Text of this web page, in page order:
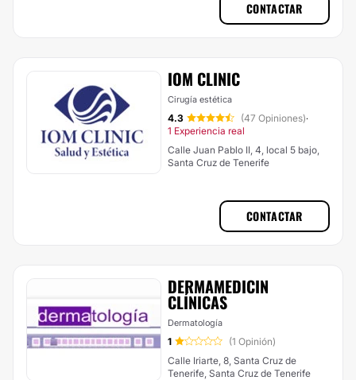
CONTACTAR
IOM CLINIC
Cirugía estética
4.3 (47 Opiniones)·
1 Experiencia real
Calle Juan Pablo II, 4, local 5 bajo,
Santa Cruz de Tenerife
CONTACTAR
DERMAMEDICIN
CLÍNICAS
Dermatología
1
(1 Opinión)
Calle Iriarte, 8, Santa Cruz de
Tenerife, Santa Cruz de Tenerife